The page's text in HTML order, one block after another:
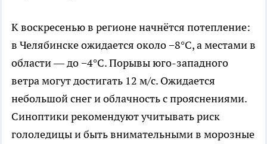
К воскресенью в регионе начнётся потепление:
в Челябинске ожидается около −8°C, а местами в
области — до −4°C. Порывы юго-западного
ветра могут достигать 12 м/с. Ожидается
небольшой снег и облачность с прояснениями.
Синоптики рекомендуют учитывать риск
гололедицы и быть внимательными в морозные